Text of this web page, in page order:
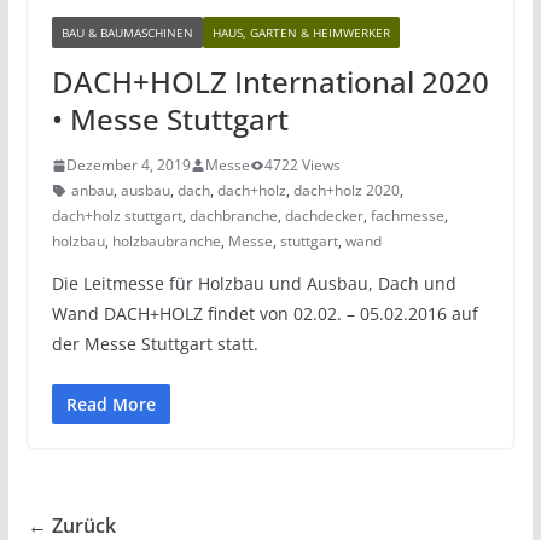
BAU & BAUMASCHINEN HAUS, GARTEN & HEIMWERKER
DACH+HOLZ International 2020
• Messe Stuttgart
Dezember 4, 2019 Messe
4722 Views
anbau, ausbau, dach, dach+holz, dach+holz 2020,
dach+holz stuttgart, dachbranche, dachdecker, fachmesse,
holzbau, holzbaubranche, Messe, stuttgart, wand
Die Leitmesse für Holzbau und Ausbau, Dach und
Wand DACH+HOLZ findet von 02.02. – 05.02.2016 auf
der Messe Stuttgart statt.
Read More
← Zurück